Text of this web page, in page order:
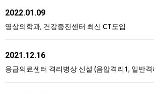
2022.01.09
영상의학과, 건강증진센터 최신 CT도입
2021.12.16
응급의료센터 격리병상 신설 (음압격리1, 일반격